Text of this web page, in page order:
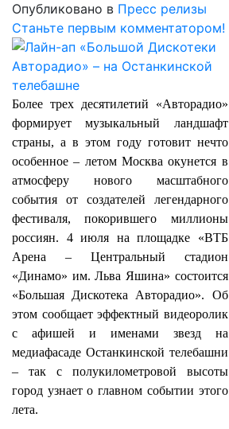
Опубликовано в Пресс релизы
Станьте первым комментатором!
Более трех десятилетий «Авторадио»
формирует музыкальный ландшафт
страны, а в этом году готовит нечто
особенное – летом Москва окунется в
атмосферу нового масштабного
события от создателей легендарного
фестиваля, покорившего миллионы
россиян. 4 июля на площадке «ВТБ
Арена – Центральный стадион
«Динамо» им. Льва Яшина» состоится
«Большая Дискотека Авторадио». Об
этом сообщает эффектный видеоролик
с афишей и именами звезд на
медиафасаде Останкинской телебашни
– так с полукилометровой высоты
город узнает о главном событии этого
лета.